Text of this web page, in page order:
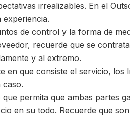
irrealizables. En el
experiencia.
de control y la forma de
recuerde que se
y al extremo.
en que consiste el servicio, los
caso.
permita que ambas partes
en su todo. Recuerde que